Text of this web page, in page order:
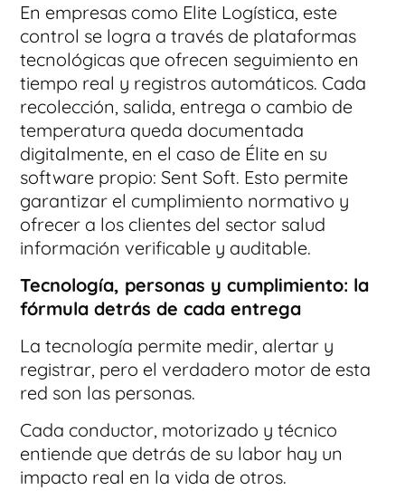
En empresas como Elite Logística, este
control se logra a través de plataformas
tecnológicas que ofrecen seguimiento en
tiempo real y registros automáticos. Cada
recolección, salida, entrega o cambio de
temperatura queda documentada
digitalmente, en el caso de Élite en su
software propio: Sent Soft. Esto permite
garantizar el cumplimiento normativo y
ofrecer a los clientes del sector salud
información verificable y auditable.
Tecnología, personas y cumplimiento: la
fórmula detrás de cada entrega
La tecnología permite medir, alertar y
registrar, pero el verdadero motor de esta
red son las personas.
Cada conductor, motorizado y técnico
entiende que detrás de su labor hay un
impacto real en la vida de otros.